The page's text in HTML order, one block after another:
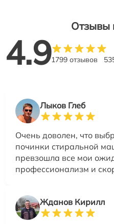
Отзывы
4.91799 отзывов
Лыков Глеб
Очень доволен, что
починки стиральной
превзошла все мои
профессионализм и
Жданов Кирилл